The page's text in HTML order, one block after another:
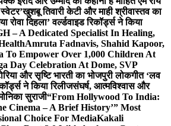
खुशबू तिवारी केटी और माही श्रीवास्तव का
दिहला’ वर्ल्डवाइड रिकॉर्ड्स ने किया
– A Dedicated Specialist In Healing,
Amruta Fadnavis, Shahid Kapoor,
To Empower Over 1,000 Children At
Day Celebration At Dome, SVP
और सृष्टि भारती का भोजपुरी लोकगीत ‘लव
ने किया रिलीजसंघर्ष, आत्मविश्वास और
सुराजी“From Hollywood To India:
Cinema – A Brief History’” Most
Choice For MediaKakali